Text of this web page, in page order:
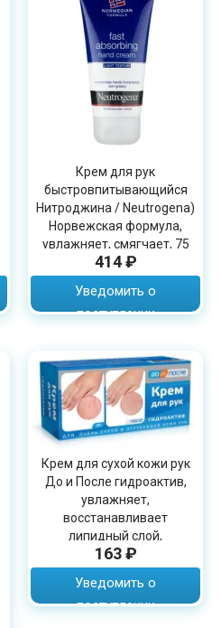
Крем для рук
быстровпитывающийся
Нитроджина / Neutrogena)
Норвежская формула,
увлажняет, смягчает, 75
мл
414 ₽
Уведомить о
поступлении
Крем для сухой кожи рук
До и После гидроактив,
увлажняет,
восстанавливает
липидный слой,
разглаживает, 100мл
163 ₽
Уведомить о
поступлении